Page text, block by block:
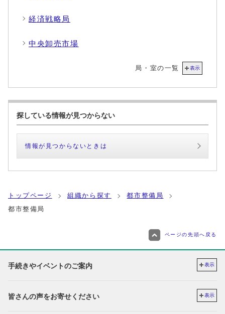
経済戦略局
中央卸売市場
局・室の一覧 表示
探している情報が見つからない
情報が見つからないときは
トップページ 組織から探す
都市整備局
都市整備局
ページの先頭へ戻る
手続きやイベントのご案内 表示
皆さんの声をお寄せください 表示